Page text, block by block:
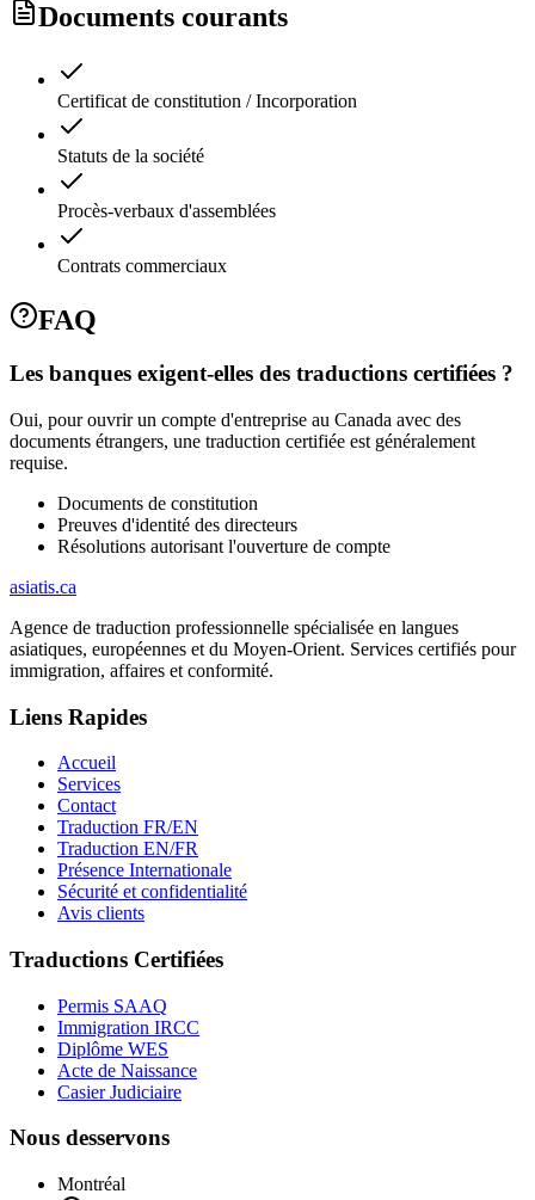
Documents courants
Certificat de constitution / Incorporation
Statuts de la société
Procès-verbaux d'assemblées
Contrats commerciaux
FAQ
Les banques exigent-elles des traductions certifiées ?
Oui, pour ouvrir un compte d'entreprise au Canada avec des
documents étrangers, une traduction certifiée est généralement
requise.
Documents de constitution
Preuves d'identité des directeurs
Résolutions autorisant l'ouverture de compte
asiatis.ca
Agence de traduction professionnelle spécialisée en langues
asiatiques, européennes et du Moyen-Orient. Services certifiés pour
immigration, affaires et conformité.
Liens Rapides
Accueil
Services
Contact
Traduction FR/EN
Traduction EN/FR
Présence Internationale
Sécurité et confidentialité
Avis clients
Traductions Certifiées
Permis SAAQ
Immigration IRCC
Diplôme WES
Acte de Naissance
Casier Judiciaire
Nous desservons
Montréal